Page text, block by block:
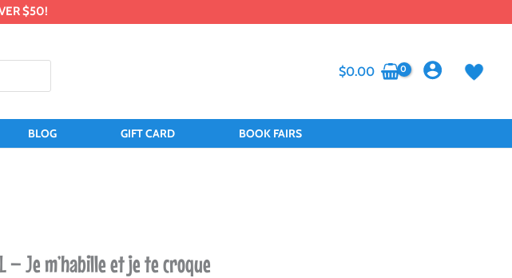
$50!
$0.00
BLOG GIFT CARD BOOK FAIRS
– Je m’habille et je te croque